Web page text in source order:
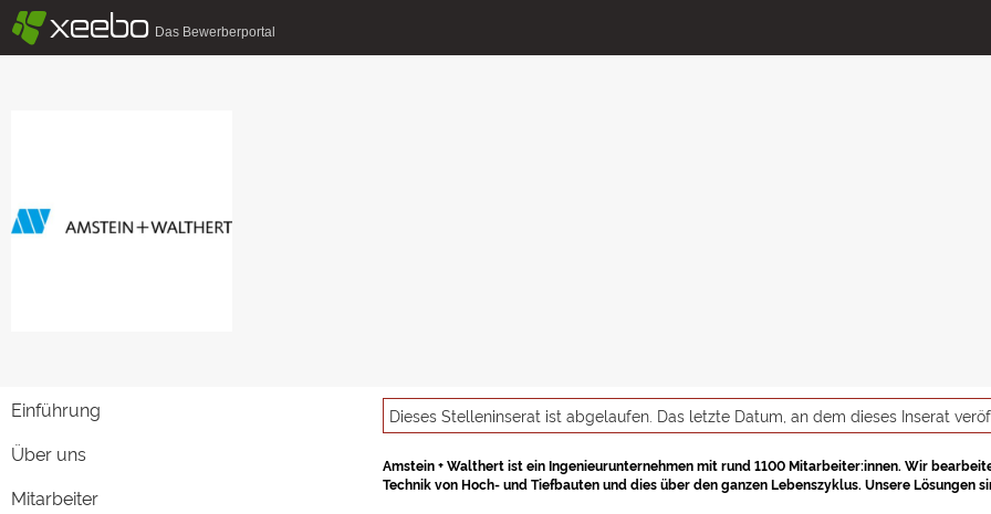
§xeebo Das Bewerberportal
Einführung
Über uns
Mitarbeiter
Dieses Stelleninserat ist abgelaufen. Das letzte Datum, an dem dieses Inserat
Amstein + Walthert ist ein Ingenieurunternehmen mit rund 1100 Mitarbeiter:innen. Wir
Technik von Hoch- und Tiefbauten und dies über den ganzen Lebenszyklus. Unsere Lösungen